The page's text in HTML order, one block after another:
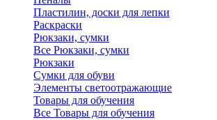
Пластилин, доски для лепки
Раскраски
Рюкзаки, сумки
Все Рюкзаки, сумки
Рюкзаки
Сумки для обуви
Элементы светоотражающие
Товары для обучения
Все Товары для обучения